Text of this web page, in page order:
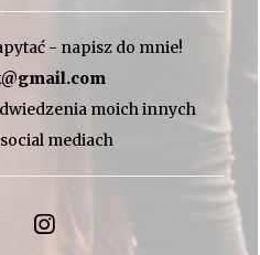
- napisz do mnie!
moich innych
mediach